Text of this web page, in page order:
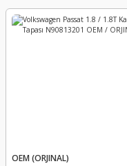
OEM (ORJINAL)